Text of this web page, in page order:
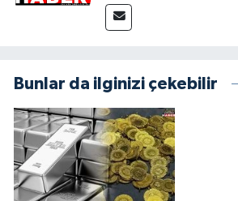
Bunlar da ilginizi çekebilir